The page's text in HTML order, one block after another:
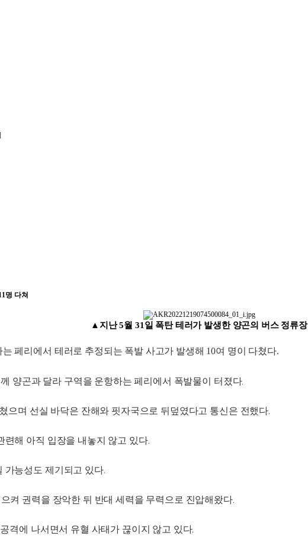
명 다쳐
▲지난 5월 31일 폭탄 테러가 발생한 양곤의 버스 정류장
페리에서 테러로 추정되는 폭발 사고가 발생해 10여 명이 다쳤다.
양곤과 달라 구역을 운항하는 페리에서 폭발물이 터졌다.
으며 선실 바닥은 잔해와 핏자국으로 뒤덮였다고 통신은 전했다.
해 아직 입장을 내놓지 않고 있다.
가능성도 제기되고 있다.
켜 권력을 장악한 뒤 반대 세력을 무력으로 진압해왔다.
격에 나서면서 유혈 사태가 끊이지 않고 있다.